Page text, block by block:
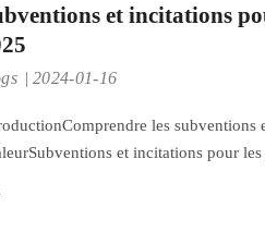
et incitations
2024-01-16
les subventions
et incitations pour